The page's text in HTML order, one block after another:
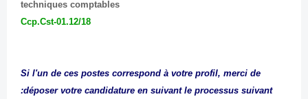
techniques comptables
Ccp.Cst-01.12/18
Si l'un de ces postes correspond à votre profil, merci de
déposer votre candidature en suivant le processus suivant: